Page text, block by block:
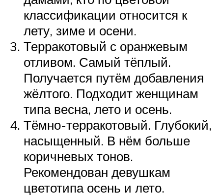
классификации относится к
лету, зиме и осени.
Терракотовый с оранжевым
отливом. Самый тёплый.
Получается путём добавления
жёлтого. Подходит женщинам
типа весна, лето и осень.
Тёмно-терракотовый. Глубокий,
насыщенный. В нём больше
коричневых тонов.
Рекомендован девушкам
цветотипа осень и лето.